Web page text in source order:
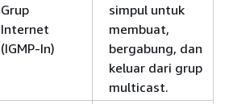
Grup
Internet
(IGMP-In)
simpul untuk
membuat,
bergabung, dan
keluar dari grup
multicast.